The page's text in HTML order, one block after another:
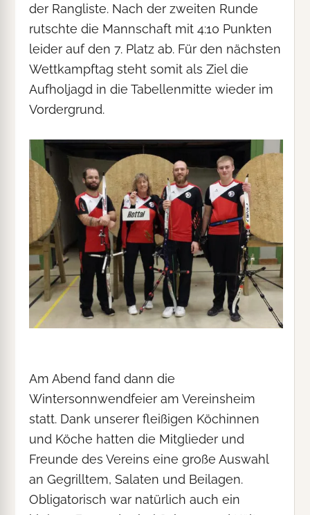
der Rangliste. Nach der zweiten Runde
rutschte die Mannschaft mit 4:10 Punkten
leider auf den 7. Platz ab. Für den nächsten
Wettkampftag steht somit als Ziel die
Aufholjagd in die Tabellenmitte wieder im
Vordergrund.
Am Abend fand dann die
Wintersonnwendfeier am Vereinsheim
statt. Dank unserer fleißigen Köchinnen
und Köche hatten die Mitglieder und
Freunde des Vereins eine große Auswahl
an Gegrilltem, Salaten und Beilagen.
Obligatorisch war natürlich auch ein